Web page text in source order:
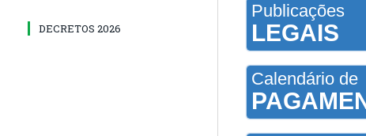
DECRETOS 2026
Publicações
LEGAIS
Calendário de